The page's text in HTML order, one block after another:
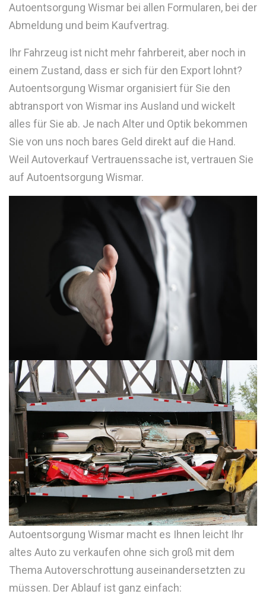
Autoentsorgung Wismar bei allen Formularen, bei der
Abmeldung und beim Kaufvertrag.
Ihr Fahrzeug ist nicht mehr fahrbereit, aber noch in
einem Zustand, dass er sich für den Export lohnt?
Autoentsorgung Wismar organisiert für Sie den
abtransport von Wismar ins Ausland und wickelt
alles für Sie ab. Je nach Alter und Optik bekommen
Sie von uns noch bares Geld direkt auf die Hand.
Weil Autoverkauf Vertrauenssache ist, vertrauen Sie
auf Autoentsorgung Wismar.
Autoentsorgung Wismar macht es Ihnen leicht Ihr
altes Auto zu verkaufen ohne sich groß mit dem
Thema Autoverschrottung auseinandersetzten zu
müssen. Der Ablauf ist ganz einfach: